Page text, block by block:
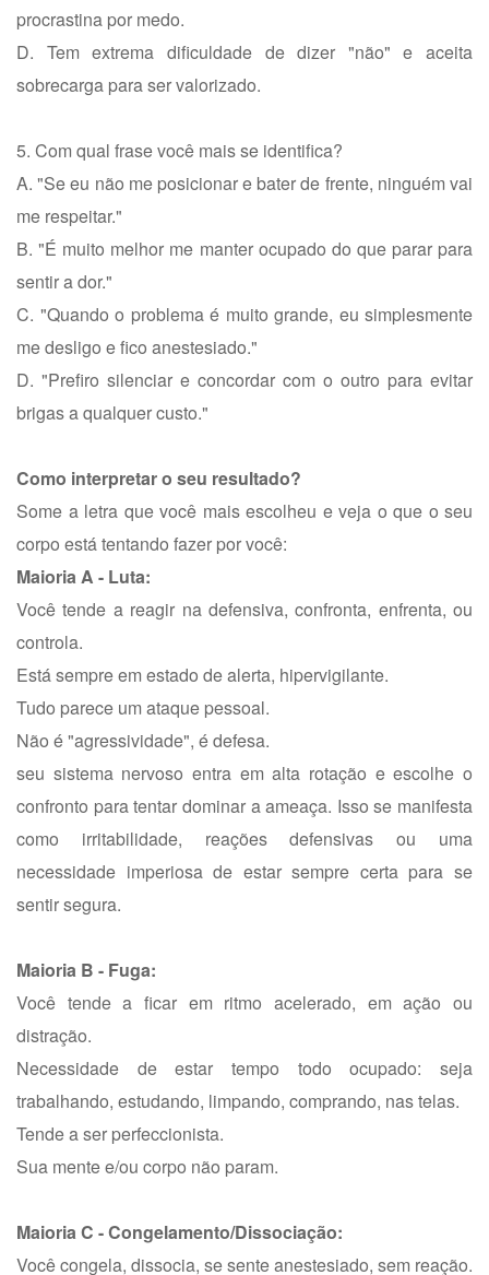
procrastina por medo.
D. Tem extrema dificuldade de dizer "não" e aceita
sobrecarga para ser valorizado.
5. Com qual frase você mais se identifica?
A. "Se eu não me posicionar e bater de frente, ninguém vai
me respeitar."
B. "É muito melhor me manter ocupado do que parar para
sentir a dor."
C. "Quando o problema é muito grande, eu simplesmente
me desligo e fico anestesiado."
D. "Prefiro silenciar e concordar com o outro para evitar
brigas a qualquer custo."
Como interpretar o seu resultado?
Some a letra que você mais escolheu e veja o que o seu
corpo está tentando fazer por você:
Maioria A - Luta:
Você tende a reagir na defensiva, confronta, enfrenta, ou
controla.
Está sempre em estado de alerta, hipervigilante.
Tudo parece um ataque pessoal.
Não é "agressividade", é defesa.
seu sistema nervoso entra em alta rotação e escolhe o
confronto para tentar dominar a ameaça. Isso se manifesta
como irritabilidade, reações defensivas ou uma
necessidade imperiosa de estar sempre certa para se
sentir segura.
Maioria B - Fuga:
Você tende a ficar em ritmo acelerado, em ação ou
distração.
Necessidade de estar tempo todo ocupado: seja
trabalhando, estudando, limpando, comprando, nas telas.
Tende a ser perfeccionista.
Sua mente e/ou corpo não param.
Maioria C - Congelamento/Dissociação:
Você congela, dissocia, se sente anestesiado, sem reação.